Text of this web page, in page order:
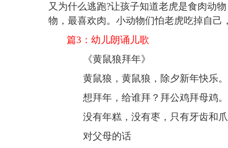
又为什么逃跑?让孩子知道老虎是食肉动
物，最喜欢肉。小动物们怕老虎吃掉自己
篇3： 幼儿朗诵儿歌
《黄鼠狼拜年》
黄鼠狼，黄鼠狼，除夕新年快乐。
想拜年 ， 给谁拜？ 拜公鸡拜母鸡。
没有年糕，没有枣， 只有牙齿和
对父母的话